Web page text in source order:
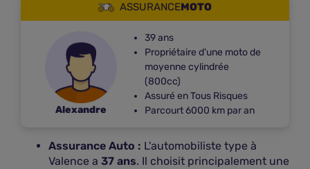
ASSURANCEMOTO
Alexandre
39 ans
Propriétaire d'une moto de
moyenne cylindrée
(800cc)
Assuré en Tous Risques
Parcourt 6000 km par an
Assurance Auto : L'automobiliste type à
Valence a 37 ans. Il choisit principalement une